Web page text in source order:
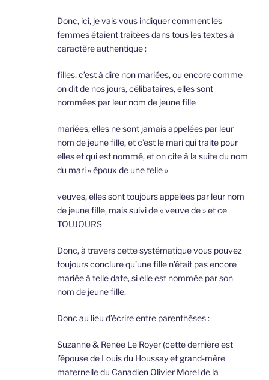
Donc, ici, je vais vous indiquer comment les
femmes étaient traitées dans tous les textes à
caractère authentique :
filles, c’est à dire non mariées, ou encore comme
on dit de nos jours, célibataires, elles sont
nommées par leur nom de jeune fille
mariées, elles ne sont jamais appelées par leur
nom de jeune fille, et c’est le mari qui traite pour
elles et qui est nommé, et on cite à la suite du nom
du mari « époux de une telle »
veuves, elles sont toujours appelées par leur nom
de jeune fille, mais suivi de « veuve de » et ce
TOUJOURS
Donc, à travers cette systématique vous pouvez
toujours conclure qu’une fille n’était pas encore
mariée à telle date, si elle est nommée par son
nom de jeune fille.
Donc au lieu d’écrire entre parenthèses :
Suzanne & Renée Le Royer (cette dernière est
l’épouse de Louis du Houssay et grand-mère
maternelle du Canadien Olivier Morel de la